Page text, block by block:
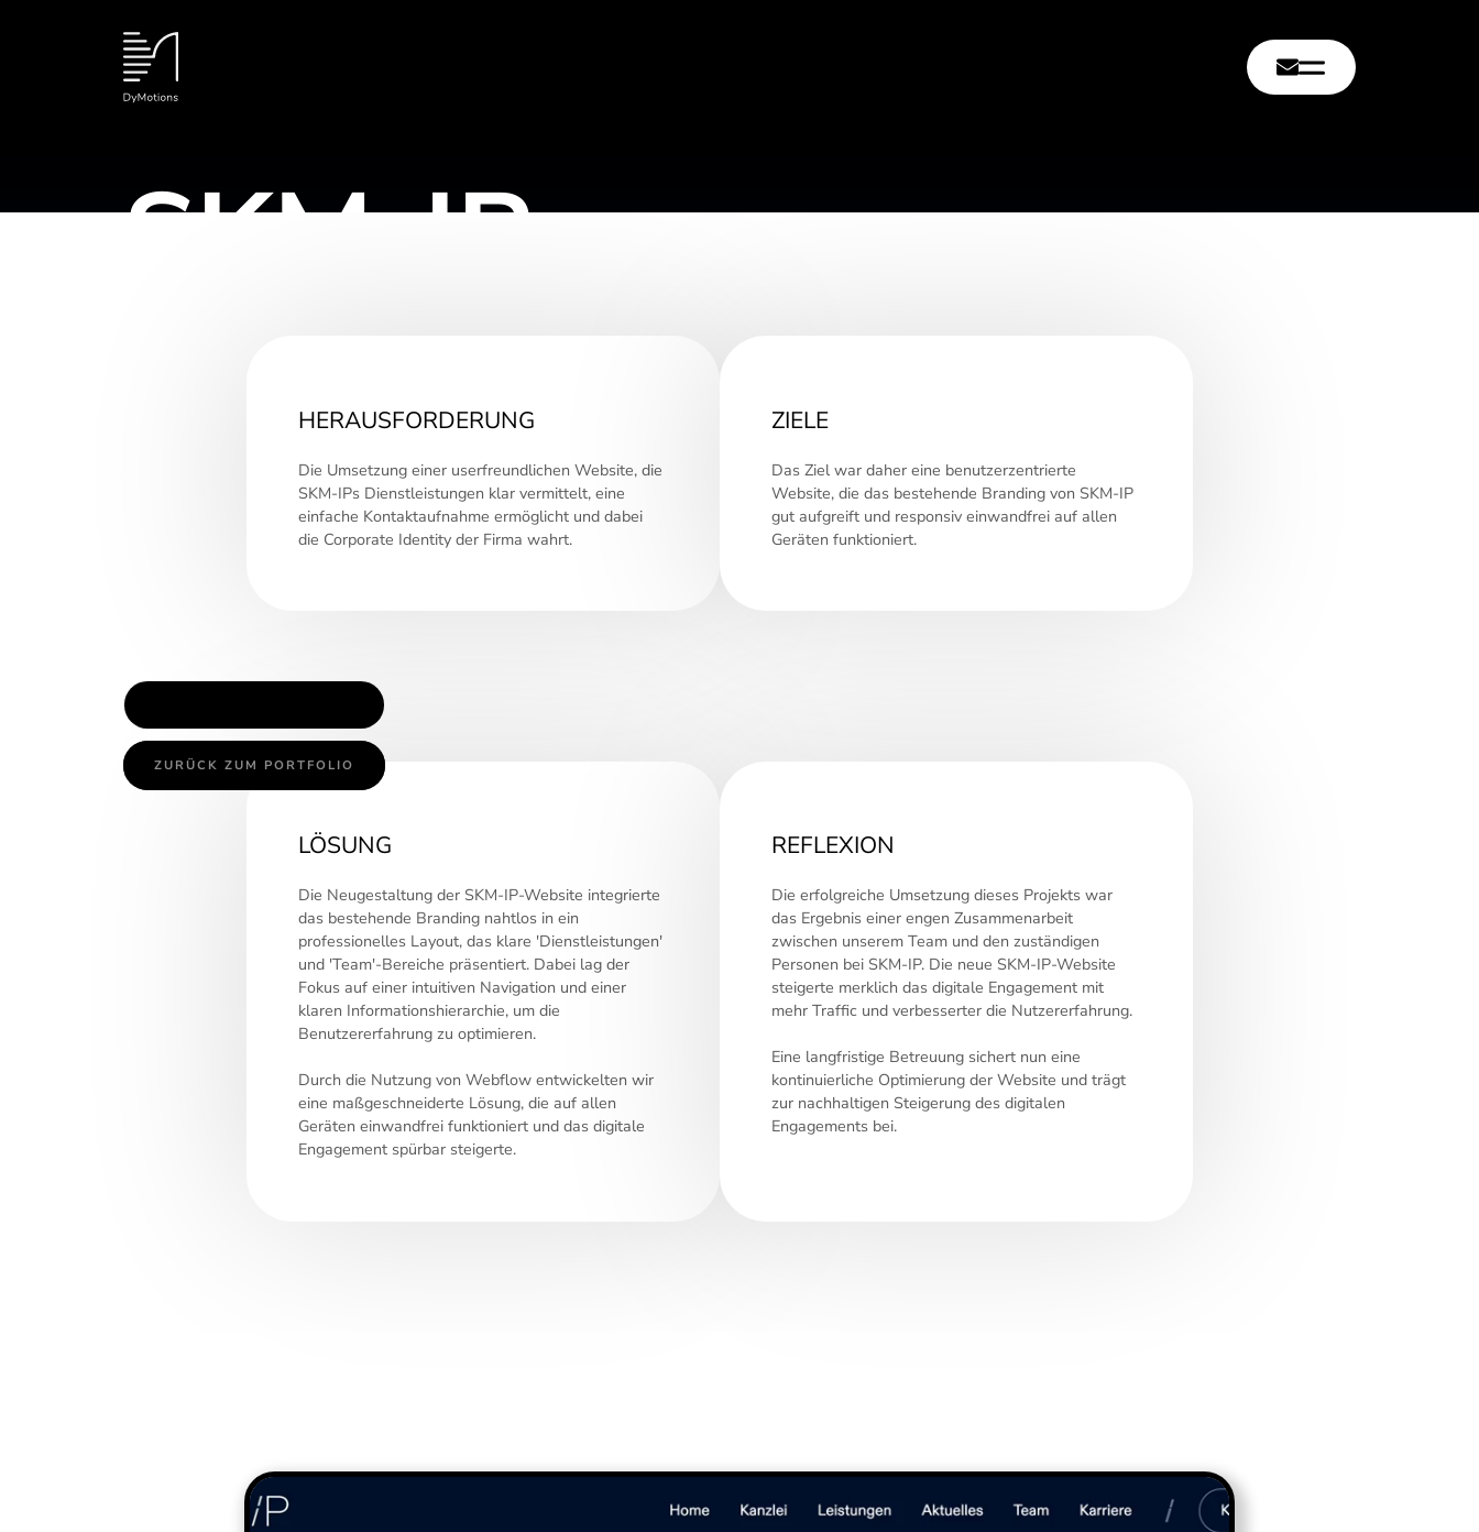
SKM-IP
RESPONSIVE WEB DESIGN
USER EXPERIENCE
ZURÜCK ZUM PORTFOLIO
HERAUSFORDERUNG
Die Umsetzung einer userfreundlichen Website, die
SKM-IPs Dienstleistungen klar vermittelt, eine
einfache Kontaktaufnahme ermöglicht und dabei
die Corporate Identity der Firma wahrt.
LÖSUNG
Die Neugestaltung der SKM-IP-Website integrierte
das bestehende Branding nahtlos in ein
professionelles Layout, das klare 'Dienstleistungen'
und 'Team'-Bereiche präsentiert. Dabei lag der
Fokus auf einer intuitiven Navigation und einer
klaren Informationshierarchie, um die
Benutzererfahrung zu optimieren.
Durch die Nutzung von Webflow entwickelten wir
eine maßgeschneiderte Lösung, die auf allen
Geräten einwandfrei funktioniert und das digitale
Engagement spürbar steigerte.
ZIELE
Das Ziel war daher eine benutzerzentrierte
Website, die das bestehende Branding von SKM-IP
gut aufgreift und responsiv einwandfrei auf allen
Geräten funktioniert.
REFLEXION
Die erfolgreiche Umsetzung dieses Projekts war
das Ergebnis einer engen Zusammenarbeit
zwischen unserem Team und den zuständigen
Personen bei SKM-IP. Die neue SKM-IP-Website
steigerte merklich das digitale Engagement mit
mehr Traffic und verbesserter die Nutzererfahrung.
Eine langfristige Betreuung sichert nun eine
kontinuierliche Optimierung der Website und trägt
zur nachhaltigen Steigerung des digitalen
Engagements bei.